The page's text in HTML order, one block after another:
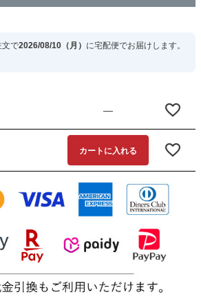
文で2026/08/10（月） に宅配便でお届けします。
—
カートに入れる